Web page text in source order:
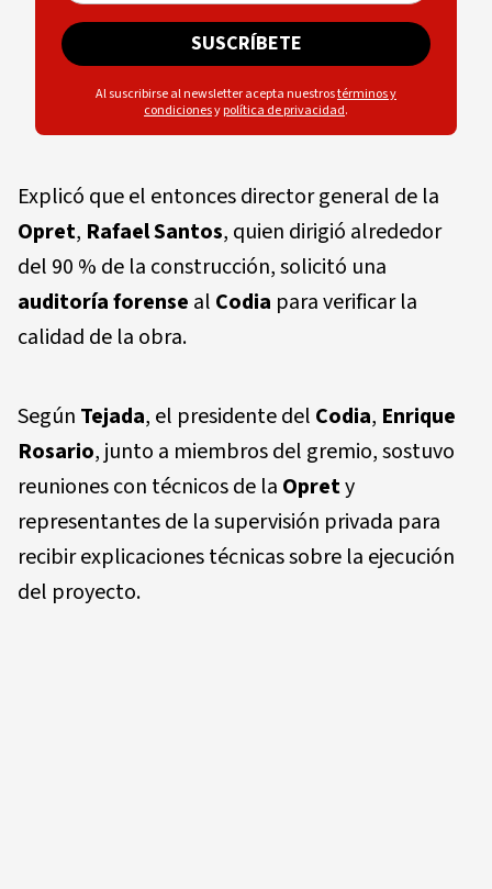
SUSCRÍBETE
Al suscribirse al newsletter acepta nuestrostérminos y
condicionesypolítica de privacidad.
Explicó que el entonces director general de la
Opret, Rafael Santos, quien dirigió alrededor
del 90 % de la construcción, solicitó una
auditoría forense al Codia para verificar la
calidad de la obra.
Según Tejada, el presidente del Codia, Enrique
Rosario, junto a miembros del gremio, sostuvo
reuniones con técnicos de la Oprety
representantes de la supervisión privada para
recibir explicaciones técnicas sobre la ejecución
del proyecto.